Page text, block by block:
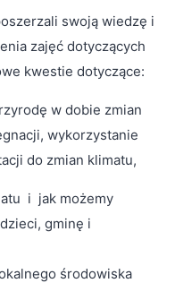
swoją wiedzę i
zajęć dotyczących
kwestie dotyczące:
w dobie zmian
wykorzystanie
do zmian klimatu,
i jak możemy
gminę i
środowiska